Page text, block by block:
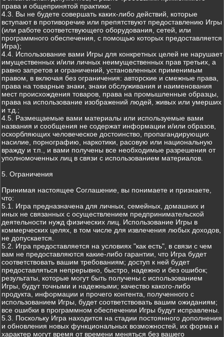
права и общепринятой практики;
4.3. Вы не будете совершать каких-либо действий, которые
вступают в противоречие или препятствуют предоставлению Игры
(или работе соответствующего оборудования, сетей, или
программного обеспечения, с помощью которых предоставляется
Игра);
4.4. Использование вами Игры для конкретных целей не нарушает
имущественных и/или личных неимущественных прав третьих, а
равно запретов и ограничений, установленных применимым
правом, в включая без ограничения: авторские и смежные права,
права на товарные знаки, знаки обслуживания и наименования
мест происхождения товаров, права на промышленные образцы,
права на использование изображений людей, живых или умерших
и т.д.;
4.5. Размещаемые вами материалы или используемые вами
названия и сообщения не содержат информации и/или образов,
оскорбляющих человеческое достоинство, пропагандирующих
насилие, порнографию, наркотики, расовую или национальную
вражду и т.п., и вами получены все необходимые разрешения от
уполномоченных лиц в связи с использованием материалов.
5. Ограничения
Принимая настоящее Соглашение, вы понимаете и признаете,
что:
5.1. Игра предназначена для личных, семейных, домашних и
иных не связанных с осуществлением предпринимательской
деятельности нужд физических лиц. Использование Игры в
коммерческих целях, в том числе для извлечения любых доходов,
не допускается.
5.2. Игра предоставляется на условиях "как есть", в связи с чем
вам не предоставляются какие-либо гарантии, что Игра будет
соответствовать вашим требованиям; доступ к ней будет
предоставляться непрерывно, быстро, надежно и без ошибок;
результаты, которые могут быть получены с использованием
Игры, будут точными и надежными; качество какого-либо
продукта, информации и прочего контента, полученного с
использованием Игры, будет соответствовать вашим ожиданиям;
все ошибки в программном обеспечении Игры будут исправлены.
5.3. Поскольку Игра находится на стадии постоянного дополнения
и обновления новых функциональных возможностей, их форма и
характер могут время от времени меняться без вашего